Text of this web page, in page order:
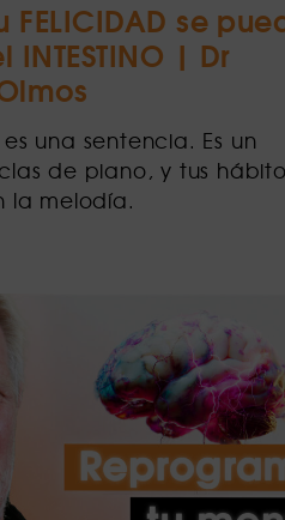
FELICIDAD se
INTESTINO | Dr
una sentencia. Es un
de piano, y tus
la melodía.